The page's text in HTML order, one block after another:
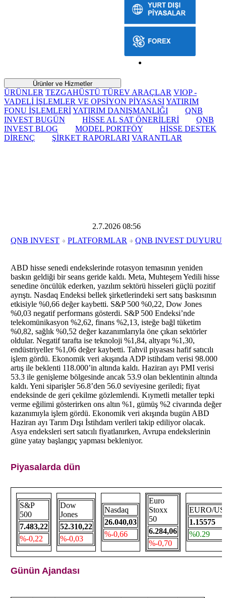
Ürünler ve Hizmetler
ÜRÜNLER TEZGAHÜSTÜ TÜREV ARAÇLAR VIOP -
VADELİ İŞLEMLER VE OPSİYON PİYASASIYATIRIM
FONU İŞLEMLERİYATIRIM DANIŞMANLIĞI
QNB
INVEST BUGÜN
HİSSE AL SAT ÖNERİLERİ
QNB
INVEST BLOG
MODEL PORTFÖY
HİSSE DESTEK
DİRENÇ
ŞİRKET RAPORLARI VARANTLAR
2.7.2026 08:56
QNB INVEST
PLATFORMLAR QNB INVEST DUYURU
ABD hisse senedi endekslerinde rotasyon temasının yeniden
baskın geldiği bir seans geride kaldı. Meta, Muhteşem Yedili hisse
senedine öncülük ederken, yazılım sektörü hisseleri güçlü pozitif
ayrıştı. Nasdaq Endeksi bellek şirketlerindeki sert satış baskısının
etkisiyle %0,66 değer kaybetti. S&P 500 %0,22, Dow Jones
%0,03 negatif performans gösterdi. S&P 500 Endeksi’nde
telekomünikasyon %2,62, finans %2,13, isteğe bağl tüketim
%0,82, sağlık %0,52 değer kazanımlarıyla öne çıkan sektörler
oldular. Negatif tarafta ise teknoloji %1,84, altyapı %1,30,
endüstriyeller %1,06 değer kaybetti. Tahvil piyasası hafif satıcılı
işlem gördü. Ekonomik veri akışında ADP istihdam verisi 98.000
artış ile beklenti 118.000’in altında kaldı. Haziran ayı PMI verisi
53.3 ile genişleme bölgesinde ancak 53.9 olan beklentinin altında
kaldı. Yeni siparişler 56.8’den 56.0 seviyesine geriledi; fiyat
endeksinde de geri çekilme gözlemlendi. Kıymetli metaller tepki
verme eğilimi gösterirken ons altın %1, gümüş %2 civarında değer
kazanımıyla işlem gördü. Ekonomik veri akışında bugün ABD
Haziran ayı Tarım Dışı İstihdam verileri takip ediliyor olacak.
Asya endeksleri sert satıcılı fiyatlanırken, Avrupa endekslerinin
güne yatay başlangıç yapması bekleniyor.
Piyasalarda dün
S&P
500
7.483,22
%-0,22
Dow
Jones
52.310,22
%-0,03
Nasdaq
26.040,03
%-0,66
Euro
Stoxx
50
6.284,06
%-0,70
EURO/
1.15575
%0.29
Günün Ajandası